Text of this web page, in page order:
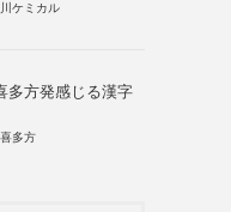
ケミカル
多方発感じる漢字
多方